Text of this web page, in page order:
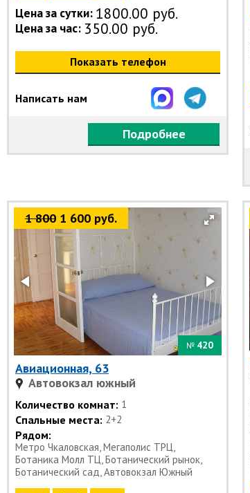
Цена за сутки: 1800.00 руб.
Цена за час: 350.00 руб.
Показать телефон
Написать нам
Подробнее
1 800 1 600 руб.
№ 420
Авиационная, 63
Автовокзал южный
Количество комнат: 1
Спальные места: 2+2
Рядом:
Метро Чкаловская, Мегаполис ТРЦ,
Ботаника Молл ТЦ, Ботанический рынок,
Ботанический сад, Автовокзал Южный